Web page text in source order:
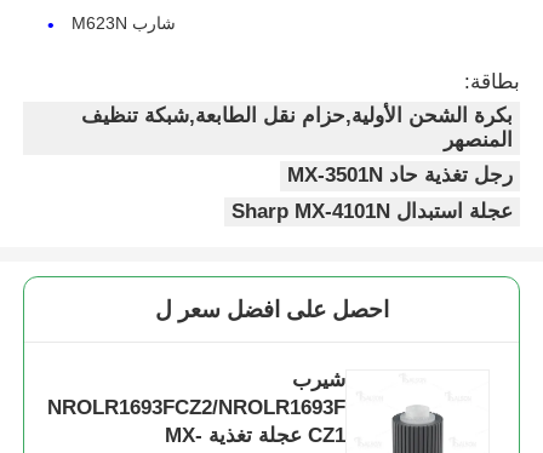
شريحة حبر كيوسيرا
شريحة حبر سامسونج
شريحة حبر طابعة Brother
شارب M623N
بطاقة:
بكرة الشحن الأولية,حزام نقل الطابعة,شبكة تنظيف
المنصهر
رجل تغذية حاد MX-3501N
عجلة استبدال Sharp MX-4101N
احصل على افضل سعر ل
شيرب
NROLR1693FCZ2/NROLR1693F
CZ1 عجلة تغذية MX-